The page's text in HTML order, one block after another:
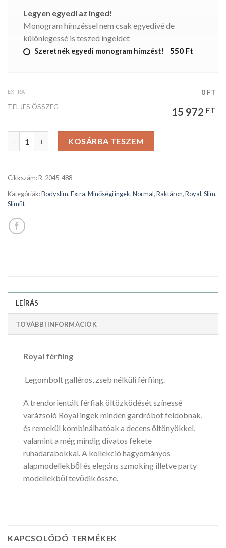
Legyen egyedi az inged!
Monogram hímzéssel nem csak egyedivé de
különlegessé is teszed ingeidet
Szeretnék egyedi monogram hímzést! 550 Ft
EXTRA
0 FT
TELJES ÖSSZEG
15 972 FT
RIVERSIDE férfiing mennyiségKOSÁRBA TESZEM
Cikkszám:R_2045_488
Kategóriák:Bodyslim,Extra,Minőségi ingek,Normal,Raktáron,Royal,Slim,
Slimfit
LEÍRÁS
TOVÁBBI INFORMÁCIÓK
Royal férfiing
Legombolt galléros, zseb nélküli férfiing.
A trendorientált férfiak öltözködését színessé
varázsoló Royal ingek minden gardróbot feldobnak,
és remekül kombinálhatóak a decens öltönyökkel,
valamint a még mindig divatos fekete
ruhadarabokkal. A kollekció hagyományos
alapmodellekből és elegáns szmoking illetve party
modellekből tevődik össze.
KAPCSOLÓDÓ TERMÉKEK